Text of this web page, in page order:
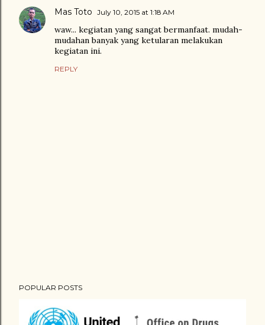
Mas Toto July 10, 2015 at 1:18 AM
waw... kegiatan yang sangat bermanfaat. mudah-
mudahan banyak yang ketularan melakukan
kegiatan ini.
REPLY
o
POPULAR POSTS